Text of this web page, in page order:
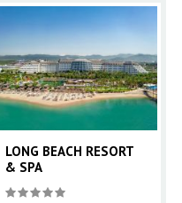
LONG BEACH RESORT
& SPA